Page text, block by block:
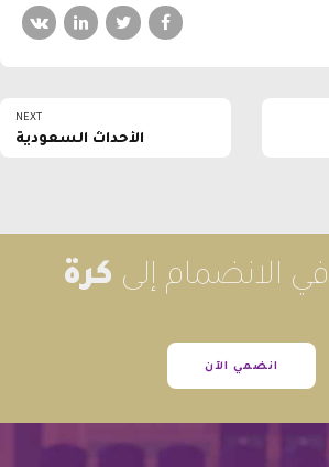
NEXT
الأحداث السعودية
الانضمام إلى كرة
انضمي الآن